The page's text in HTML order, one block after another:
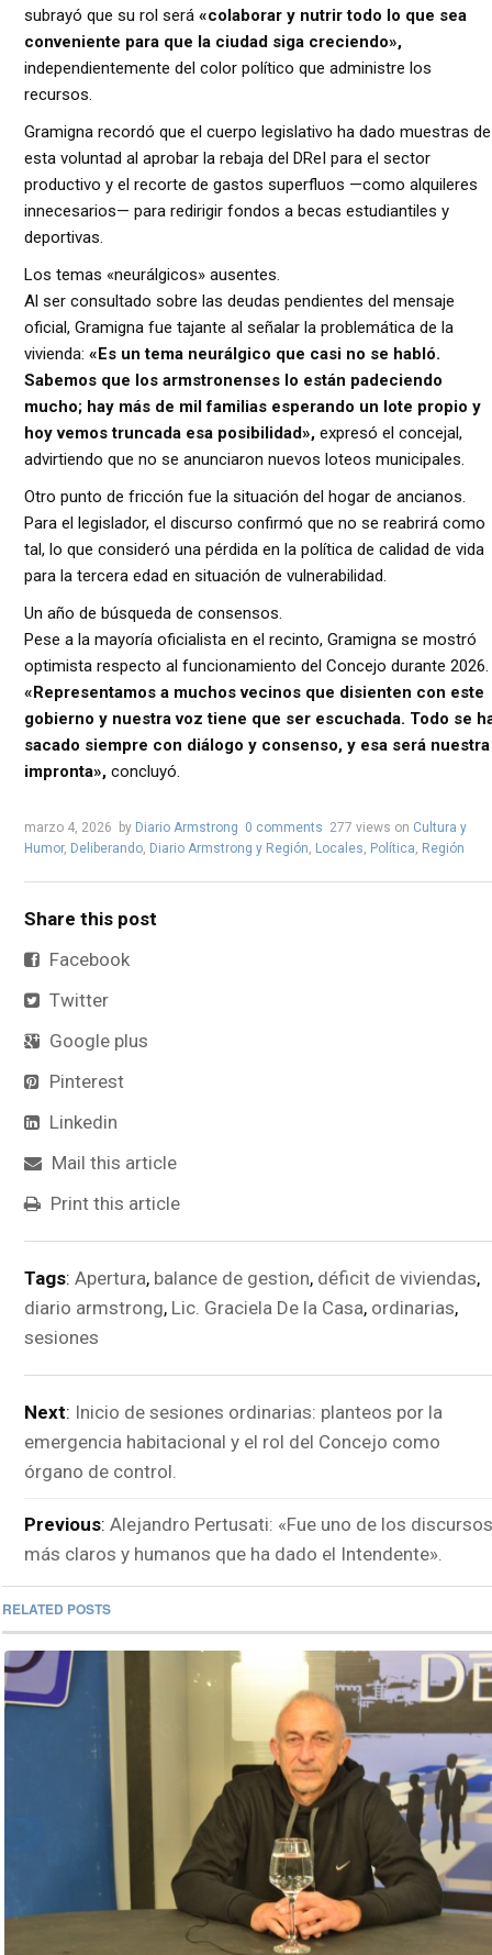
subrayó que su rol será «colaborar y nutrir todo lo que sea
conveniente para que la ciudad siga creciendo»,
independientemente del color político que administre los
recursos.
Gramigna recordó que el cuerpo legislativo ha dado muestras de
esta voluntad al aprobar la rebaja del DReI para el sector
productivo y el recorte de gastos superfluos —como alquileres
innecesarios— para redirigir fondos a becas estudiantiles y
deportivas.
Los temas «neurálgicos» ausentes.
Al ser consultado sobre las deudas pendientes del mensaje
oficial, Gramigna fue tajante al señalar la problemática de la
vivienda: «Es un tema neurálgico que casi no se habló.
Sabemos que los armstronenses lo están padeciendo
mucho; hay más de mil familias esperando un lote propio y
hoy vemos truncada esa posibilidad», expresó el concejal,
advirtiendo que no se anunciaron nuevos loteos municipales.
Otro punto de fricción fue la situación del hogar de ancianos.
Para el legislador, el discurso confirmó que no se reabrirá como
tal, lo que consideró una pérdida en la política de calidad de vida
para la tercera edad en situación de vulnerabilidad.
Un año de búsqueda de consensos.
Pese a la mayoría oficialista en el recinto, Gramigna se mostró
optimista respecto al funcionamiento del Concejo durante 2026.
«Representamos a muchos vecinos que disienten con este
gobierno y nuestra voz tiene que ser escuchada. Todo se
sacado siempre con diálogo y consenso, y esa será nuestra
impronta», concluyó.
marzo 4, 2026 by Diario Armstrong 0 comments 277 views on Cultura y
Humor, Deliberando, Diario Armstrong y Región, Locales, Política, Región
Share this post
Facebook
Twitter
Google plus
Pinterest
Linkedin
Mail this article
Print this article
Tags: Apertura, balance de gestion, déficit de viviendas,
diario armstrong, Lic. Graciela De la Casa, ordinarias,
sesiones
Next: Inicio de sesiones ordinarias: planteos por la
emergencia habitacional y el rol del Concejo como
órgano de control.
Previous: Alejandro Pertusati: «Fue uno de los discursos
más claros y humanos que ha dado el Intendente».
RELATED POSTS